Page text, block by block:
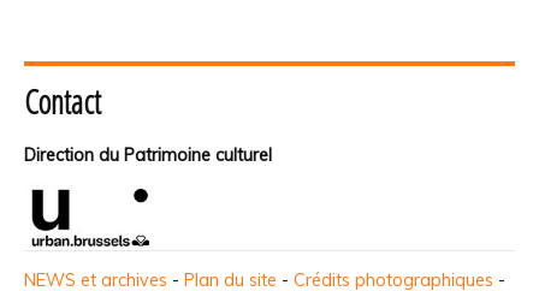
Contact
Direction du Patrimoine culturel
NEWS et archives - Plan du site - Crédits photographiques -